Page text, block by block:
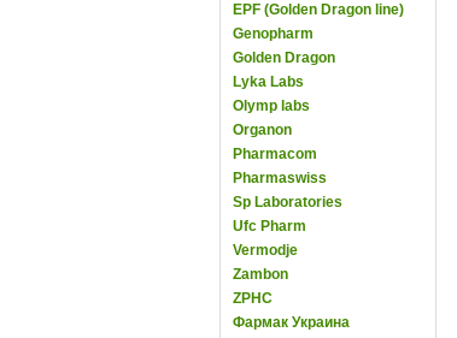
EPF (Golden Dragon line)
Genopharm
Golden Dragon
Lyka Labs
Olymp labs
Organon
Pharmacom
Pharmaswiss
Sp Laboratories
Ufc Pharm
Vermodje
Zambon
ZPHC
Фармак Украина